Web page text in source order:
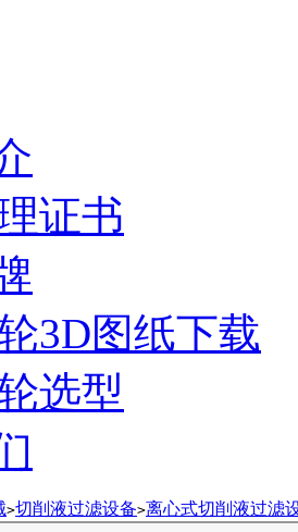
证书
3D图纸下载
选型
>切削液过滤设备>离心式切削液过滤